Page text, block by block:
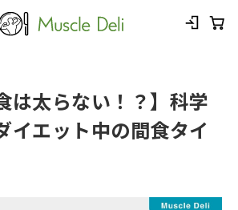
は太らない！？】科学
イエット中の間食タイ